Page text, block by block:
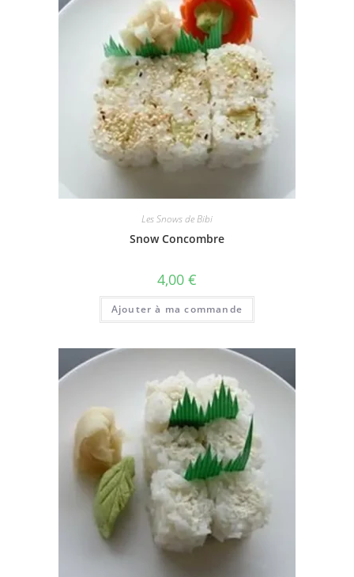
Les Snows de Bibi
Snow Concombre
4,00 €
Ajouter à ma commande